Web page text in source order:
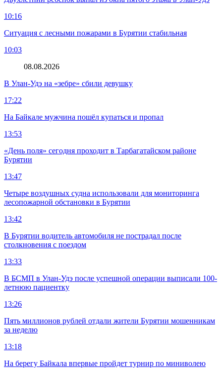
10:16
Ситуация с лесными пожарами в Бурятии стабильная
10:03
08.08.2026
В Улан-Удэ на «зебре» сбили девушку
17:22
На Байкале мужчина пошёл купаться и пропал
13:53
«День поля» сегодня проходит в Тарбагатайском районе
Бурятии
13:47
Четыре воздушных судна использовали для мониторинга
лесопожарной обстановки в Бурятии
13:42
В Бурятии водитель автомобиля не пострадал после
столкновения с поездом
13:33
В БСМП в Улан-Удэ после успешной операции выписали 100-
летнюю пациентку
13:26
Пять миллионов рублей отдали жители Бурятии мошенникам
за неделю
13:18
На берегу Байкала впервые пройдет турнир по миниволею